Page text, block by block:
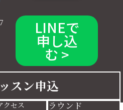
LINEで
申し込
む >
スン申込
クセス ラウンド